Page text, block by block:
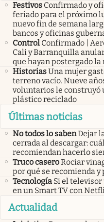
Festivos Confirmado y
feriado para el próximo
nuevo fin de semana
bancos y oficinas
Control Confirmado |
Cali y Barranquilla
que hayan postergado
HistoriasUna mujer
terreno vacío. Nueve
voluntarios le construyó
plástico reciclado
Últimas noticias
No todos lo sabenDejar
cerrada al descargar:
recomiendan hacerlo
Truco caseroRociar
por qué se recomienda y
Tecnología Si el
en un Smart TV con
Actualidad